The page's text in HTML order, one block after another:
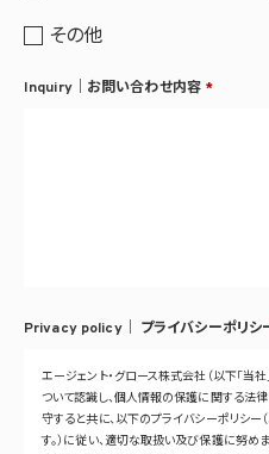
その他
Inquiry｜お問い合わせ内容 *
Privacy policy｜ プライバシーポリシ
エージェント・グロース株式会社（以下「当
ついて認識し、個人情報の保護に関する法律
守すると共に、以下のプライバシーポリシー
す。）に従い、適切な取扱い及び保護に努め